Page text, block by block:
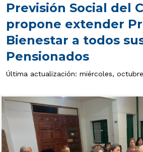
Previsión Social del
propone extender
Bienestar a todos
Pensionados
Última actualización: miércoles,